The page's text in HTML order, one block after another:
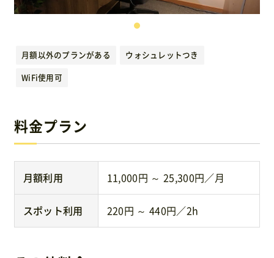
広告掲載について
運営元
お問い合わせ
月額以外のプランがある
ウォシュレットつき
WiFi使用可
料金プラン
月額利用 11,000円 ～ 25,300円／月
スポット利用 220円 ～ 440円／2h